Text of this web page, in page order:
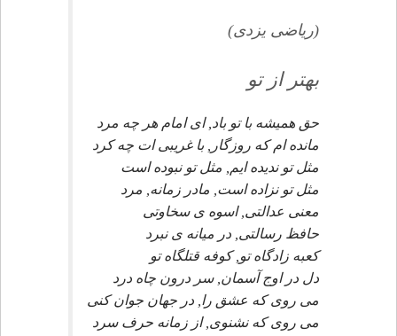
(رياضى يزدى)
بهتر از تو
حق هميشه با تو باد, اى امام هر چه مرد
مانده ام كه روزگار, با غريبى ات چه كرد
مثل تو نديده ايم, مثل تو نبوده است
مثل تو نزاده است, مادر زمانه, مرد
معنى عدالتى, اسوه ى سخاوتى
حافظ رسالتى, در ميانه ى نبرد
كعبه زادگاه تو, كوفه قتلگاه تو
دل در اوج آسمان, سر درون چاه درد
مى روى كه عشق را, در جهان جوان كنى
مى روى كه نشنوى, از زمانه حرف سرد